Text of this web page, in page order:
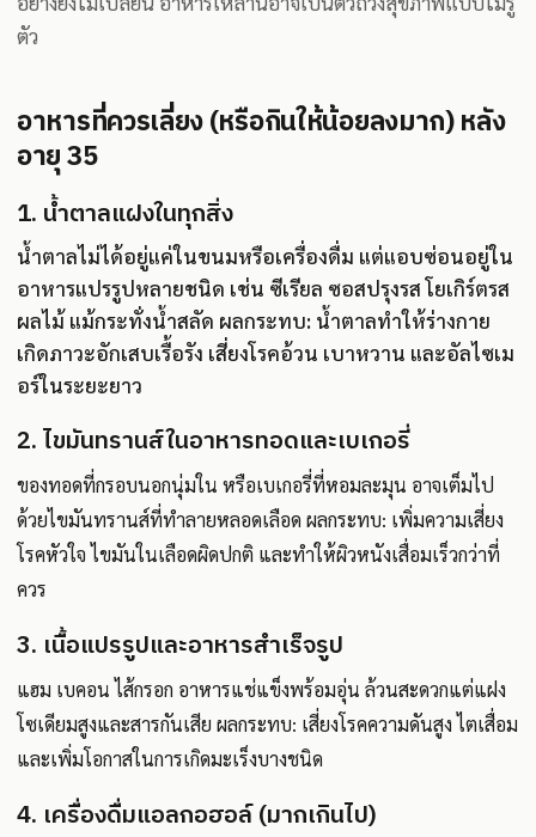
ตัว
อาหารที่ควรเลี่ยง (หรือกินให้น้อยลงมาก) หลัง
อายุ 35
1. น้ำตาลแฝงในทุกสิ่ง
น้ำตาลไม่ได้อยู่แค่ในขนมหรือเครื่องดื่ม แต่แอบซ่อนอยู่ใน
อาหารแปรรูปหลายชนิด เช่น ซีเรียล ซอสปรุงรส โยเกิร์ตรส
ผลไม้ แม้กระทั่งน้ำสลัด ผลกระทบ: น้ำตาลทำให้ร่างกาย
เกิดภาวะอักเสบเรื้อรัง เสี่ยงโรคอ้วน เบาหวาน และอัลไซเม
อร์ในระยะยาว
2. ไขมันทรานส์ในอาหารทอดและเบเกอรี่
ของทอดที่กรอบนอกนุ่มใน หรือเบเกอรี่ที่หอมละมุน อาจเต็มไป
ด้วยไขมันทรานส์ที่ทำลายหลอดเลือด ผลกระทบ: เพิ่มความเสี่ยง
โรคหัวใจ ไขมันในเลือดผิดปกติ และทำให้ผิวหนังเสื่อมเร็วกว่าที่
ควร
3. เนื้อแปรรูปและอาหารสำเร็จรูป
แฮม เบคอน ไส้กรอก อาหารแช่แข็งพร้อมอุ่น ล้วนสะดวกแต่แฝง
โซเดียมสูงและสารกันเสีย ผลกระทบ: เสี่ยงโรคความดันสูง ไตเสื่อม
และเพิ่มโอกาสในการเกิดมะเร็งบางชนิด
4. เครื่องดื่มแอลกอฮอล์ (มากเกินไป)